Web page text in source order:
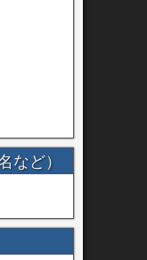
など）